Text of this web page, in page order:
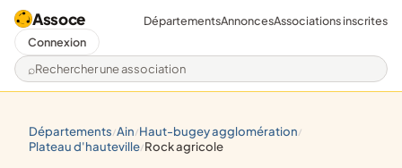
Assoce
Rechercher une association
DépartementsAnnoncesAssociations inscrites
Connexion
départements/ ain/ haut-bugey agglomération/
plateau d'hauteville/ rock agricole